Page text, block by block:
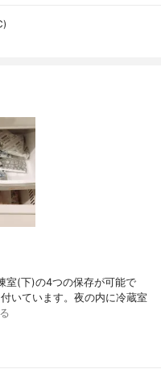
室(下)の4つの保存が可能で
いています。夜の内に冷蔵室